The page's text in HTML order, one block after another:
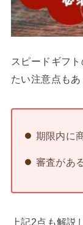
スピードギフ
たい注意点もあ
期限内に
審査があ
上記2点も解説